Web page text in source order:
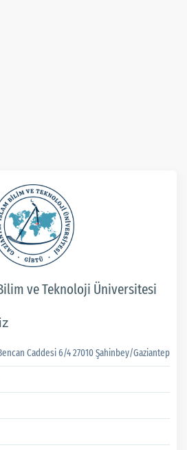
ve Teknoloji Üniversitesi
Caddesi 6/4 27010 Şahinbey/Gaziantep